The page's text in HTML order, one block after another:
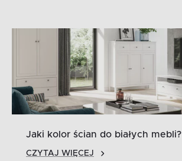
Jaki kolor ścian do białych mebli?
CZYTAJ WIĘCEJ